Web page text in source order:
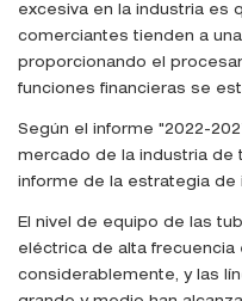
excesiva en la industria es
comerciantes tienden a
proporcionando el
funciones financieras se
Según el informe "2022-
mercado de la industria de
informe de la estrategia de
El nivel de equipo de las
eléctrica de alta frecuencia
considerablemente, y las